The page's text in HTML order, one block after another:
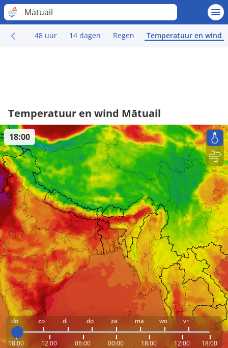
Mātuail
48 uur 14 dagen Regen Temperatuur en wind
Temperatuur en wind Mātuail
do zo di do za ma wo vr
18:00 12:00 06:00 00:00 18:00 12:00 18:00
18:00